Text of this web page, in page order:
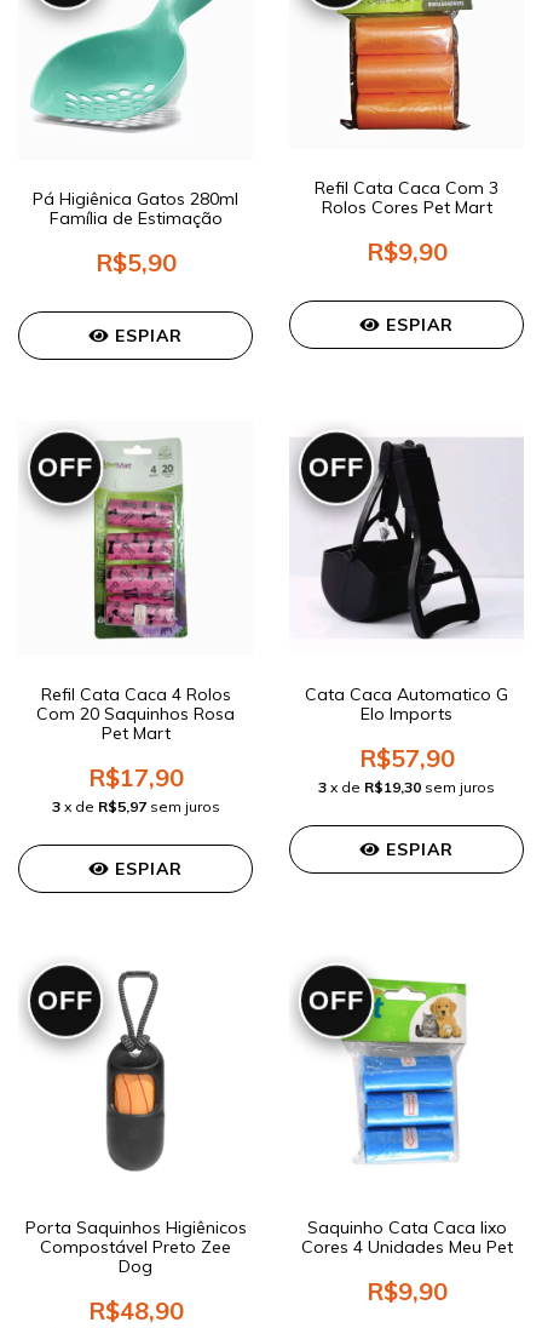
Pá Higiênica Gatos 280ml
Família de Estimação
R$5,90
ESPIAR
Refil Cata Caca Com 3
Rolos Cores Pet Mart
R$9,90
ESPIAR
OFF
Refil Cata Caca 4 Rolos
Com 20 Saquinhos Rosa
Pet Mart
R$17,90
3 x de R$5,97 sem juros
ESPIAR
OFF
Cata Caca Automatico G
Elo Imports
R$57,90
3 x de R$19,30 sem juros
ESPIAR
OFF
Porta Saquinhos Higiênicos
Compostável Preto Zee
Dog
R$48,90
OFF
Saquinho Cata Caca lixo
Cores 4 Unidades Meu Pet
R$9,90